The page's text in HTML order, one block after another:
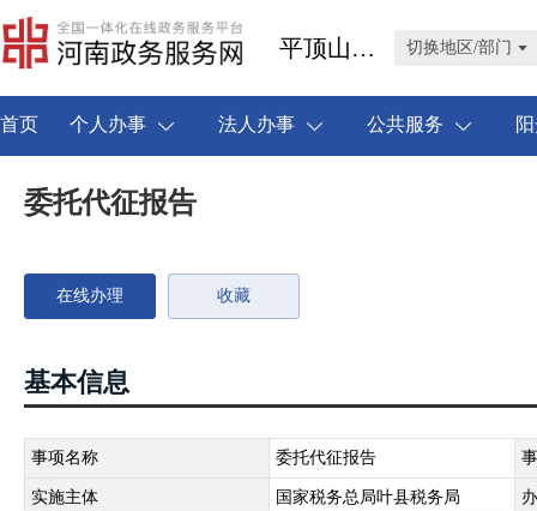
平顶山市叶县 切换地区/部门
首页 个人办事 法人办事 公共服务
委托代征报告
在线办理 收藏
基本信息
事项名称 委托代征报告
实施主体 国家税务总局叶县税务局